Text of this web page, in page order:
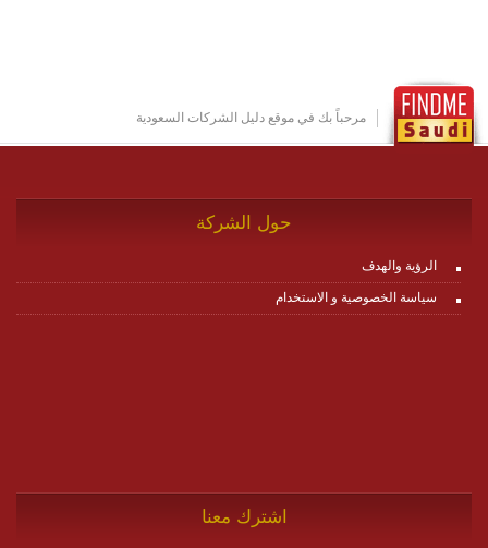
مرحباً بك في موقع دليل الشركات السعودية
حول الشركة
الرؤية والهدف
سياسة الخصوصية و الاستخدام
اشترك معنا